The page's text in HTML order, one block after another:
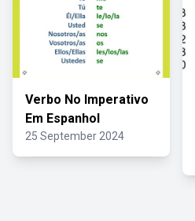
Verbo No Imperativo
Em Espanhol
25 September 2024